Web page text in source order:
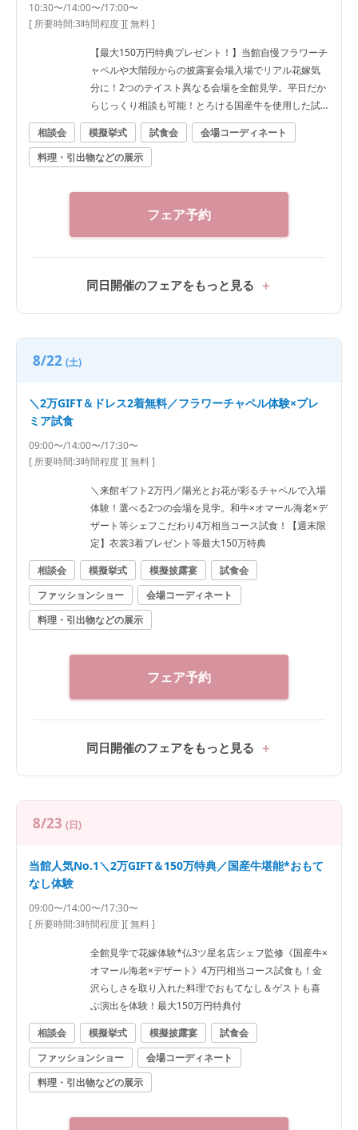
10:30〜/14:00〜/17:00〜
[ 所要時間:3時間程度][ 無料 ]
【最大150万円特典プレゼント！】当館自慢フラワーチ
ャペルや大階段からの披露宴会場入場でリアル花嫁気
分に！2つのテイスト異なる会場を全館見学。平日だか
らじっくり相談も可能！とろける国産牛を使用した試
食付き
相談会 模擬挙式 試食会
会場コーディネート
料理・引出物などの展示
フェア予約
同日開催のフェアをもっと見る
8/22 (土)
＼2万GIFT＆ドレス2着無料／フラワーチャペル体験×プレ
ミア試食
09:00〜/14:00〜/17:30〜
[ 所要時間:3時間程度][ 無料 ]
＼来館ギフト2万円／陽光とお花が彩るチャペルで入場
体験！選べる2つの会場を見学。和牛×オマール海老×デ
ザート等シェフこだわり4万相当コース試食！【週末限
定】衣裳3着プレゼント等最大150万特典
相談会
模擬挙式 模擬披露宴
試食会
ファッションショー
会場コーディネート
料理・引出物などの展示
フェア予約
同日開催のフェアをもっと見る
8/23 (日)
当館人気No.1＼2万GIFT＆150万特典／国産牛堪能*おもて
なし体験
09:00〜/14:00〜/17:30〜
[ 所要時間:3時間程度][ 無料 ]
全館見学で花嫁体験*仏3ツ星名店シェフ監修《国産牛×
オマール海老×デザート》4万円相当コース試食も！金
沢らしさを取り入れた料理でおもてなし＆ゲストも喜
ぶ演出を体験！最大150万円特典付
相談会
模擬挙式 模擬披露宴
試食会
ファッションショー
会場コーディネート
料理・引出物などの展示